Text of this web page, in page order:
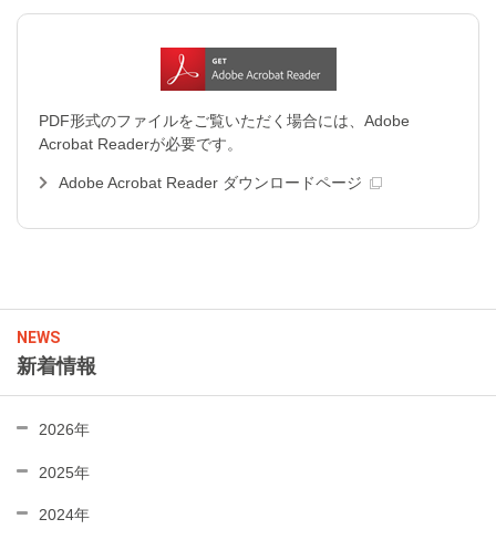
NEWS
新着情報
2026年
2025年
2024年
PDF形式のファイルをご覧いただく場合には、Adobe
Acrobat Readerが必要です。
Adobe Acrobat Reader ダウンロードページ